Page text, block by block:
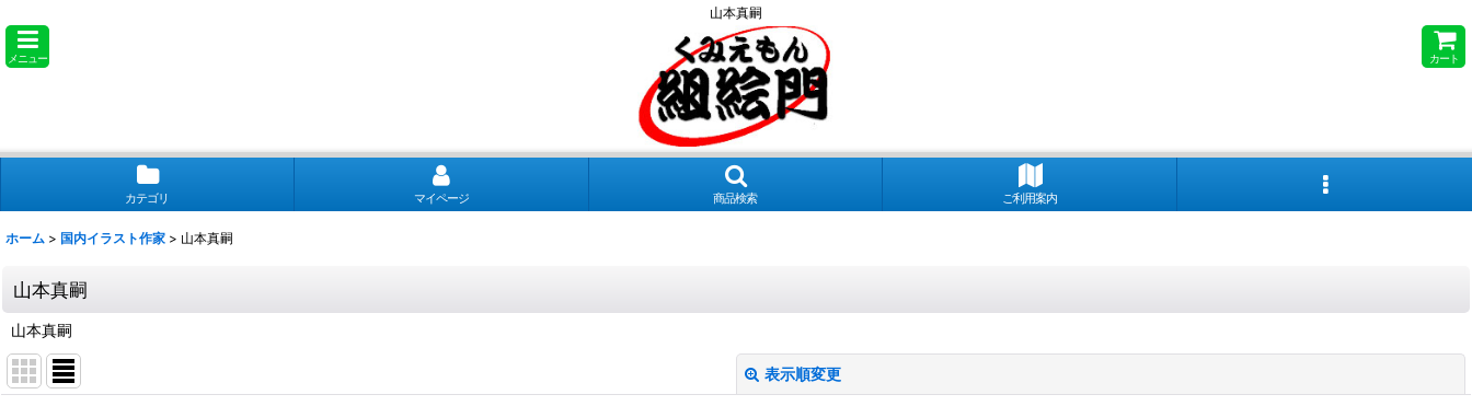
山本真嗣
メニュー カート
カテゴリ マイページ 商品検索 ご利用案内
ホーム > 国内イラスト作家 > 山本真嗣
山本真嗣
山本真嗣
表示順変更